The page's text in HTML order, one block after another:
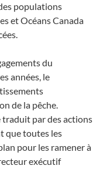
populations
et Océans Canada
du
années, le
de la pêche.
traduit par des actions
que toutes les
pour les ramener à
exécutif